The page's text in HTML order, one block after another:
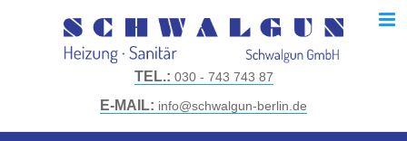
TEL.: 030 - 743 743 87
E-MAIL: info@schwalgun-berlin.de